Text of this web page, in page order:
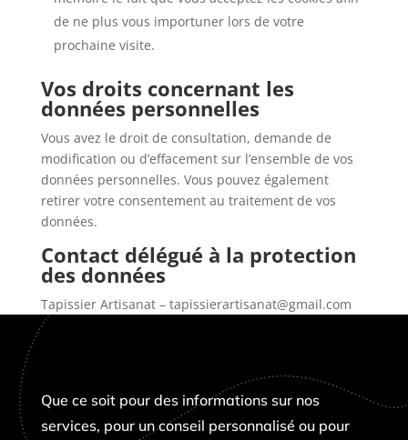
de ne plus vous importuner lors de votre
prochaine visite.
Vos droits concernant les
données personnelles
Vous avez le droit de consultation, demande de
modification ou d’effacement sur l’ensemble de vos
données personnelles. Vous pouvez également
retirer votre consentement au traitement de vos
données.
Contact délégué à la protection
des données
Tapissier Artisanat – tapissierartisanat@gmail.com
Que ce soit pour des informations sur nos
services, pour un conseil personnalisé ou pour